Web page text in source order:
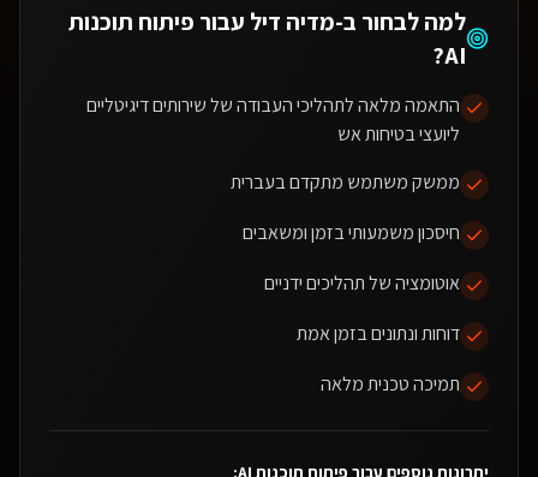
למה לבחור ב-מדיה דיל עבור פיתוח תוכנות
AI
?
התאמה מלאה לתהליכי העבודה של שירותים דיגיטליים
ליועצי בטיחות אש
ממשק משתמש מתקדם בעברית
חיסכון משמעותי בזמן ומשאבים
אוטומציה של תהליכים ידניים
דוחות ונתונים בזמן אמת
תמיכה טכנית מלאה
יתרונות נוספים עבור פיתוח תוכנות AI
: